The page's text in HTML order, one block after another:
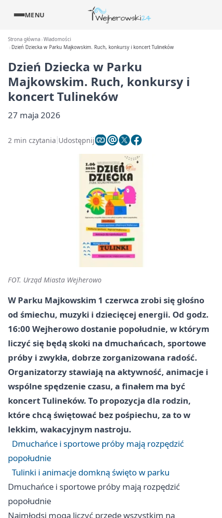
MENU
Strona główna Wiadomości
Dzień Dziecka w Parku Majkowskim. Ruch, konkursy i koncert Tulineków
Dzień Dziecka w Parku
Majkowskim. Ruch, konkursy i
koncert Tulineków
27 maja 2026
2 min czytania Udostępnij
FOT. Urząd Miasta Wejherowo
W Parku Majkowskim 1 czerwca zrobi się głośno
od śmiechu, muzyki i dziecięcej energii. Od godz.
16:00 Wejherowo dostanie popołudnie, w którym
liczyć się będą skoki na dmuchańcach, sportowe
próby i zwykła, dobrze zorganizowana radość.
Organizatorzy stawiają na aktywność, animacje i
wspólne spędzenie czasu, a finałem ma być
koncert Tulineków. To propozycja dla rodzin,
które chcą świętować bez pośpiechu, za to w
lekkim, wakacyjnym nastroju.
Dmuchańce i sportowe próby mają rozpędzić
popołudnie
Tulinki i animacje domkną święto w parku
Dmuchańce i sportowe próby mają rozpędzić
popołudnie
Najmłodsi mogą liczyć przede wszystkim na